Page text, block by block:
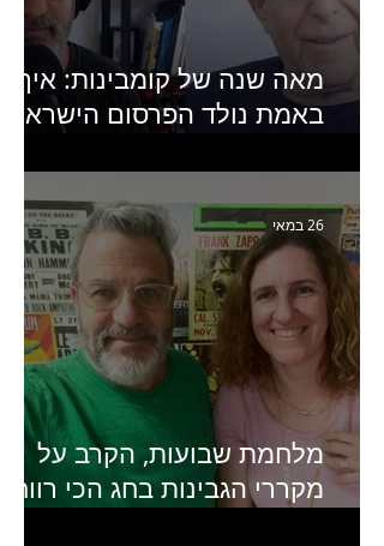
מאה שנה של קומבינות: איך
באמת נולד הפרסום
מחבר הספר "מסע פרסום:
פרקים בחיי הפרסום
מלחמת שבועות, הקרב על
מקררי הגבינות בחג הכי רווחי
26 במאי